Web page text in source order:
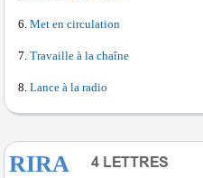
Met en circulation
Travaille à la chaîne
Lance à la radio
RIRA